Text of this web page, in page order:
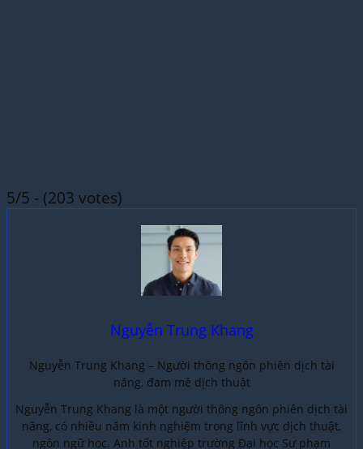
5/5 - (203 votes)
Nguyễn Trung Khang
Nguyễn Trung Khang – Người thông ngôn phiên dịch tài
năng, đam mê dịch thuật
Nguyễn Trung Khang là một người thông ngôn phiên dịch tài
năng, có nhiều năm kinh nghiệm trong lĩnh vực dịch thuật,
ngôn ngữ học. Anh tốt nghiệp trường Đại học Sư phạm